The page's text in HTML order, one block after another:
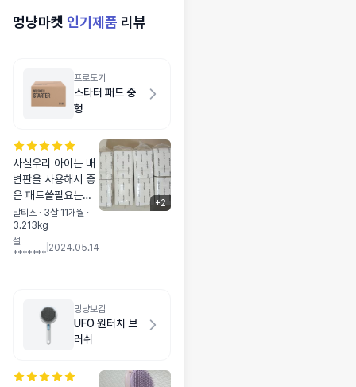
멍냥마켓 인기제품 리뷰
프로도기
스타터 패드 중
형
사실우리 아이는 배
변판을 사용해서 좋
은 패드쓸필요는없
지만 이번에 대형배
변판으로 바꿔주면
서 좀큰패드가필요
는분들은 사방끝에
접착식으로 되있어
붙여놓을수있더라구
냥 그대로 배변판에
말티즈 · 3살 11개월 ·
3.213kg
설
*******
2024.05.14
+2
멍냥보감
UFO 원터치 브
러쉬